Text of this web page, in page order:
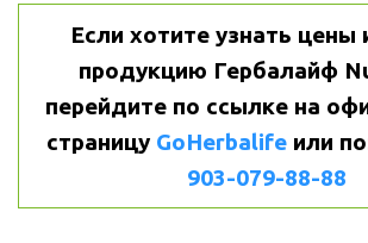
Если хотите узнать цены
продукцию Гербалайф
перейдите по ссылке на
страницу GoHerbalife или
903-079-88-88